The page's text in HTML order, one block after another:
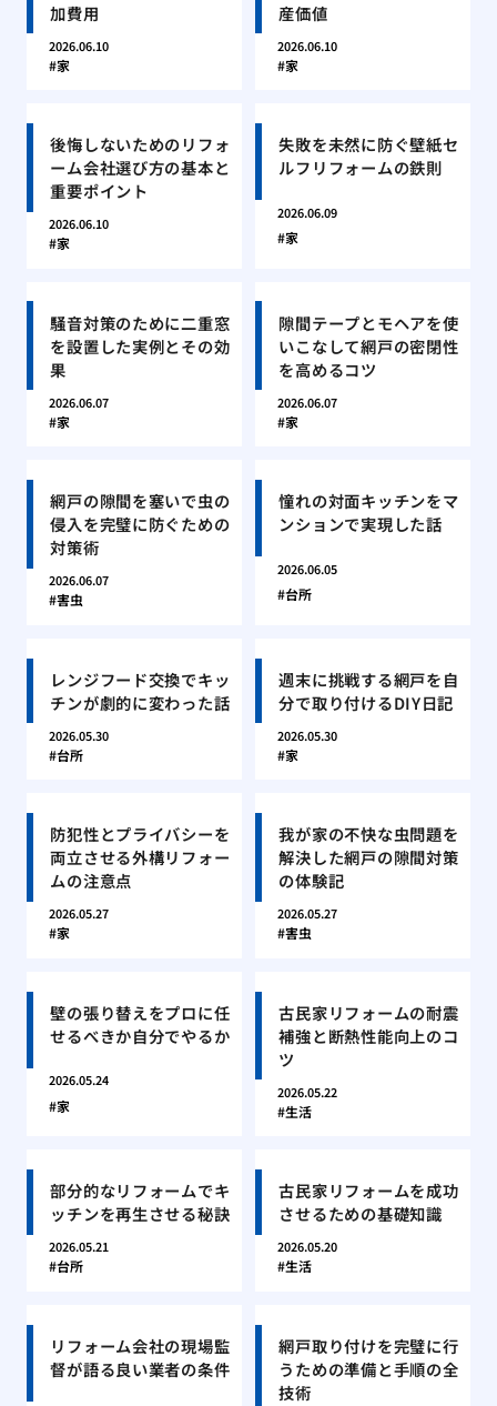
加費用
2026.06.10
家
産価値
2026.06.10
家
後悔しないためのリフォ
ーム会社選び方の基本と
重要ポイント
2026.06.10
家
失敗を未然に防ぐ壁紙セ
ルフリフォームの鉄則
2026.06.09
家
騒音対策のために二重窓
を設置した実例とその効
果
2026.06.07
家
隙間テープとモヘアを使
いこなして網戸の密閉性
を高めるコツ
2026.06.07
家
網戸の隙間を塞いで虫の
侵入を完璧に防ぐための
対策術
2026.06.07
害虫
憧れの対面キッチンをマ
ンションで実現した話
2026.06.05
台所
レンジフード交換でキッ
チンが劇的に変わった話
2026.05.30
台所
週末に挑戦する網戸を自
分で取り付けるDIY日記
2026.05.30
家
防犯性とプライバシーを
両立させる外構リフォー
ムの注意点
2026.05.27
家
我が家の不快な虫問題を
解決した網戸の隙間対策
の体験記
2026.05.27
害虫
壁の張り替えをプロに任
せるべきか自分でやるか
2026.05.24
家
古民家リフォームの耐震
補強と断熱性能向上のコ
ツ
2026.05.22
生活
部分的なリフォームでキ
ッチンを再生させる秘訣
2026.05.21
台所
古民家リフォームを成功
させるための基礎知識
2026.05.20
生活
リフォーム会社の現場監
督が語る良い業者の条件
網戸取り付けを完璧に行
うための準備と手順の全
技術